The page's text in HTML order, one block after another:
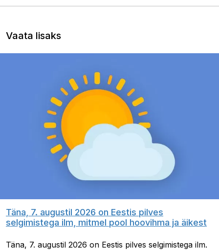
Vaata lisaks
Täna, 7. augustil 2026 on Eestis pilves
selgimistega ilm, mitmel pool hoovihma ja äikest
Täna, 7. augustil 2026 on Eestis pilves selgimistega ilm.